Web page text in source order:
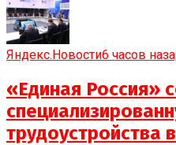
Яндекс.Новости6 часов
«Единая Россия»
трудоустройства